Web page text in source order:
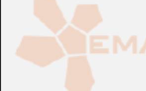
Fabricación Bajo Pedido